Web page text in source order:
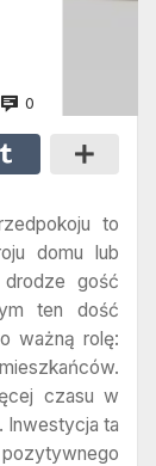
0
to
domu lub
gość
ten dość
ważną rolę:
czasu w
Inwestycja ta